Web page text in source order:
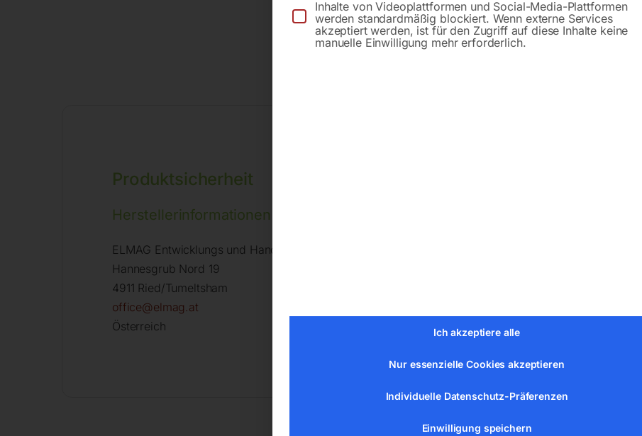
Anfrageformular
Produktsicherheit
Herstellerinformationen
ELMAG Entwicklungs und Handels GmbH
Hannesgrub Nord 19
4911 Ried/Tumeltsham
office@elmag.at
Österreich
Inhalte von Videoplattformen und Social-Media-Plattformen
werden standardmäßig blockiert. Wenn externe Services
akzeptiert werden, ist für den Zugriff auf diese Inhalte keine
manuelle Einwilligung mehr erforderlich.
Ich akzeptiere alle
Nur essenzielle Cookies akzeptieren
Individuelle Datenschutz-Präferenzen
Einwilligung speichern